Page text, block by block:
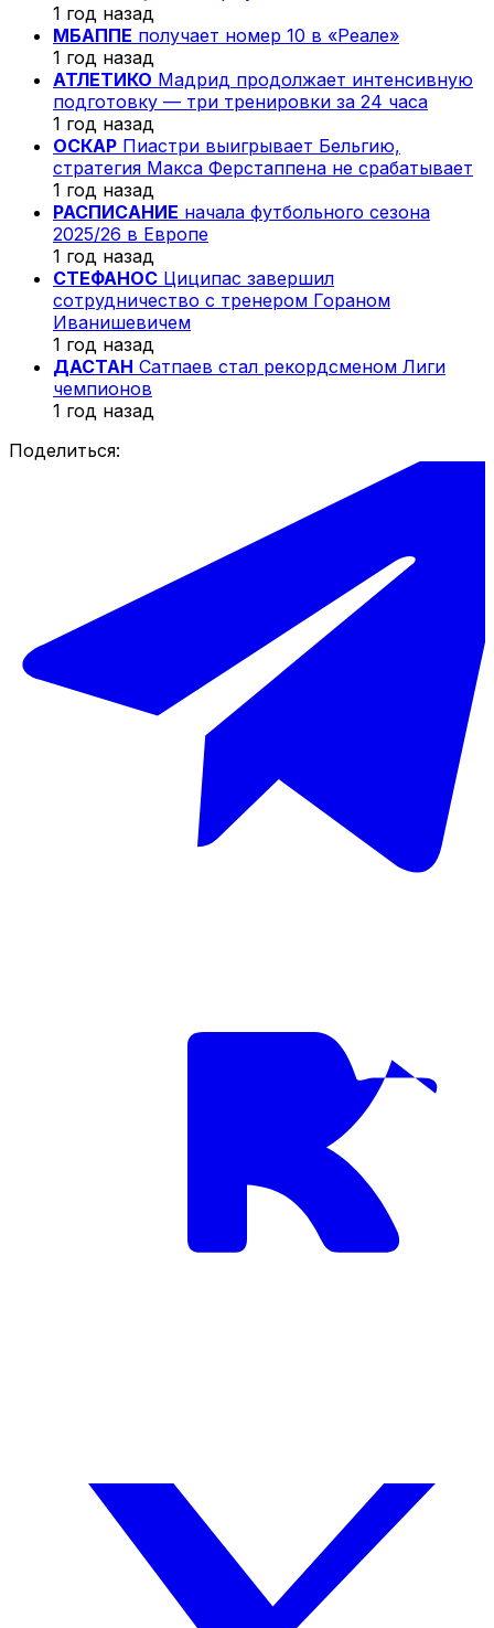
1 год назад
МБАППЕ получает номер 10 в «Реале»
1 год назад
АТЛЕТИКО Мадрид продолжает интенсивную
подготовку — три тренировки за 24 часа
1 год назад
ОСКАР Пиастри выигрывает Бельгию,
стратегия Макса Ферстаппена не срабатывает
1 год назад
РАСПИСАНИЕ начала футбольного сезона
2025/26 в Европе
1 год назад
СТЕФАНОС Циципас завершил
сотрудничество с тренером Гораном
Иванишевичем
1 год назад
ДАСТАН Сатпаев стал рекордсменом Лиги
чемпионов
1 год назад
Поделиться: